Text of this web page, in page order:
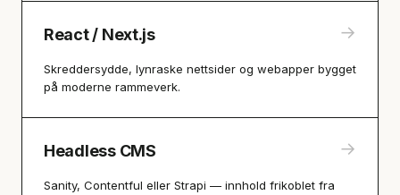
React / Next.js →
Skreddersydde, lynraske nettsider og webapper bygget
på moderne rammeverk.
Headless CMS →
Sanity, Contentful eller Strapi — innhold frikoblet fra